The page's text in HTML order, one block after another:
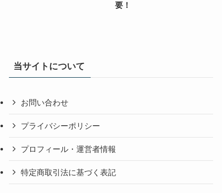
要！
当サイトについて
お問い合わせ
プライバシーポリシー
プロフィール・運営者情報
特定商取引法に基づく表記